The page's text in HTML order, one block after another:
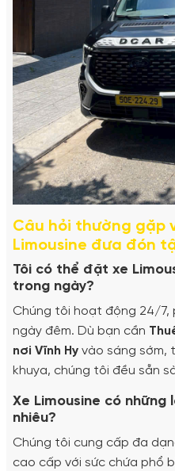
Câu hỏi thường gặp
Limousine đưa đón
Tôi có thể đặt xe
trong ngày?
Chúng tôi hoạt động 24/7,
ngày đêm. Dù bạn cần
nơi Vĩnh Hy vào sáng sớm,
khuya, chúng tôi đều sẵn
Xe Limousine có
nhiêu?
Chúng tôi cung cấp đa
cao cấp với sức chứa phổ